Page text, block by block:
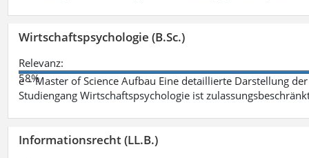
Wirtschaftspsychologie (B.Sc.)
Relevanz:
58%
e – Master of Science Aufbau Eine detaillierte Darstellung
Studiengang Wirtschaftspsychologie ist
Informationsrecht (LL.B.)